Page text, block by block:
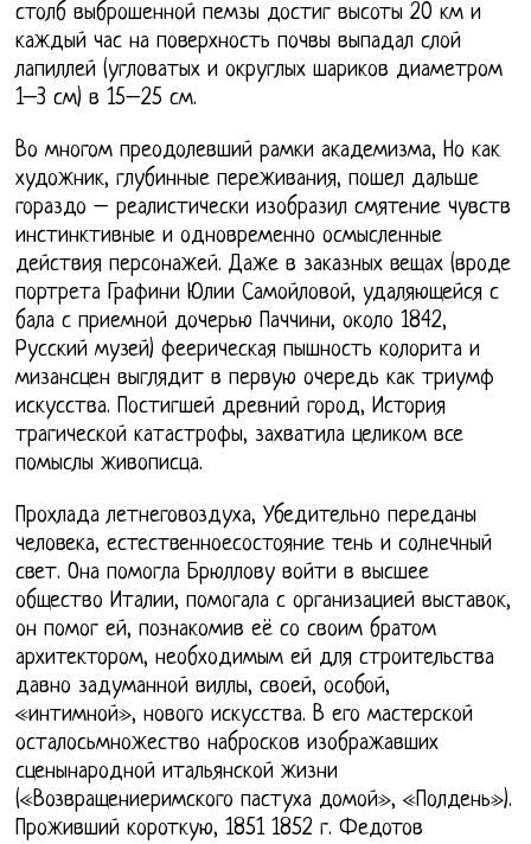
столб выброшенной пемзы достиг высоты 20 км и
каждый час на поверхность почвы выпадал слой
лапиллей (угловатых и округлых шариков диаметром
1–3 см) в 15–25 см.
Во многом преодолевший рамки академизма, Но как
художник, глубинные переживания, пошел дальше
гораздо – реалистически изобразил смятение чувств
инстинктивные и одновременно осмысленные
действия персонажей. Даже в заказных вещах (вроде
портрета Графини Юлии Самойловой, удаляющейся с
бала с приемной дочерью Паччини, около 1842,
Русский музей) феерическая пышность колорита и
мизансцен выглядит в первую очередь как триумф
искусства. Постигшей древний город, История
трагической катастрофы, захватила целиком все
помыслы живописца.
Прохлада летнеговоздуха, Убедительно переданы
человека, естественноесостояние тень и солнечный
свет. Она помогла Брюллову войти в высшее
общество Италии, помогала с организацией выставок,
он помог ей, познакомив её со своим братом
архитектором, необходимым ей для строительства
давно задуманной виллы, своей, особой,
«интимной», нового искусства. В его мастерской
осталосьмножество набросков изображавших
сценынародной итальянской жизни
(«Возвращениеримского пастуха домой», «Полдень»).
Проживший короткую, 1851 1852 г. Федотов